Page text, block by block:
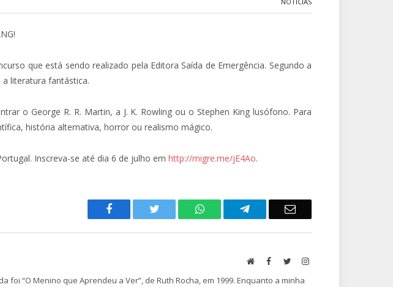
que está sendo realizado pela Editora Saída de Emergência. Segundo a
literatura fantástica.
o George R. R. Martin, a J. K. Rowling ou o Stephen King lusófono. Para
história alternativa, horror ou realismo mágico.
Inscreva-se até dia 6 de julho em http://migre.me/jE4Ao.
Facebook Twitter WhatsAppTelegram Email
WebsiteFacebook
TwitterInstagram
“O Menino que Aprendeu a Ver”, de Ruth Rocha, em 1999. Enquanto a minha